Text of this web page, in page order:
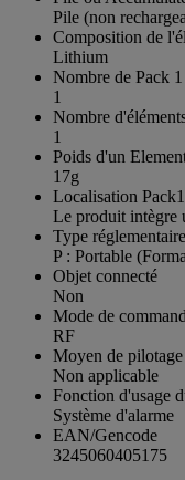
Pile (non
Composition de
Lithium
Nombre de Pack 1
1
Nombre
1
Poids d'un
17g
Localisation Pack1
Le produit intègre
Type
P : Portable
Objet connecté
Non
Mode de
RF
Moyen de pilotage
Non applicable
Fonction d'usage
Système d'alarme
EAN/Gencode
3245060405175